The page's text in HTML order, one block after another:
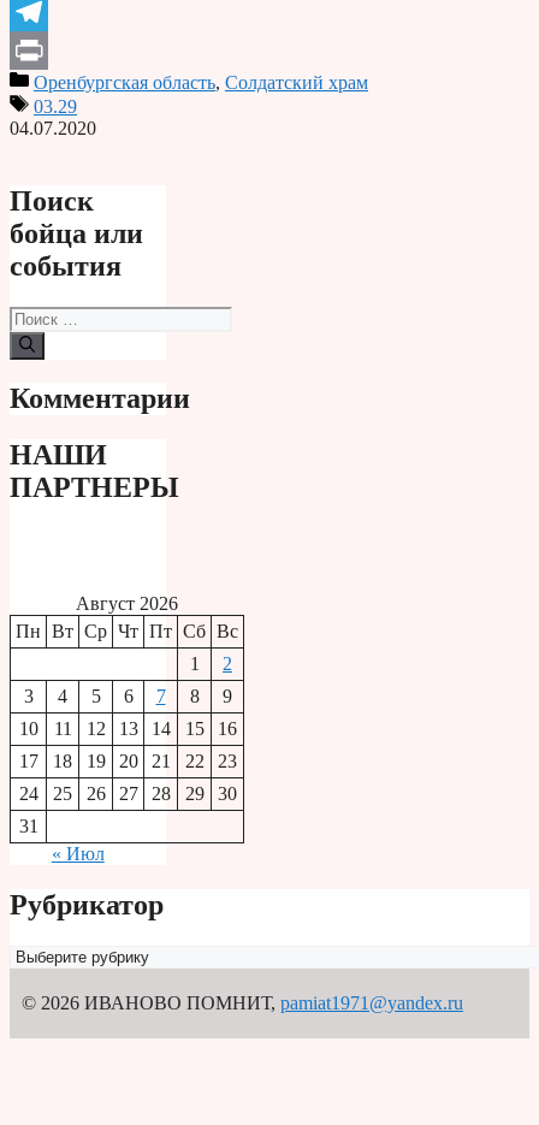
Odnoklassniki
Telegram
PrintОренбургская область, Солдатский храм
03.29
04.07.2020
Поиск
бойца или
события
Поиск:
Комментарии
НАШИ
ПАРТНЕРЫ
Август 2026
Пн Вт Ср Чт Пт Сб Вс
1
2
3
4 5 6 7 8
9
10
11 12 13 14 15
16
17
18 19 20 21 22
23
24
25 26 27 28 29
30
31
« Июл
Рубрикатор
Рубрикатор
© 2026 ИВАНОВО ПОМНИТ, pamiat1971@yandex.ru